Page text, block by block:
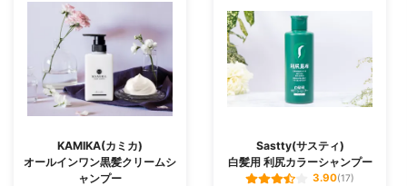
KAMIKA(カミカ)
オールインワン黒髪クリームシ
ャンプー
Sastty(サスティ)
白髪用 利尻カラーシャンプー
3.90(17)